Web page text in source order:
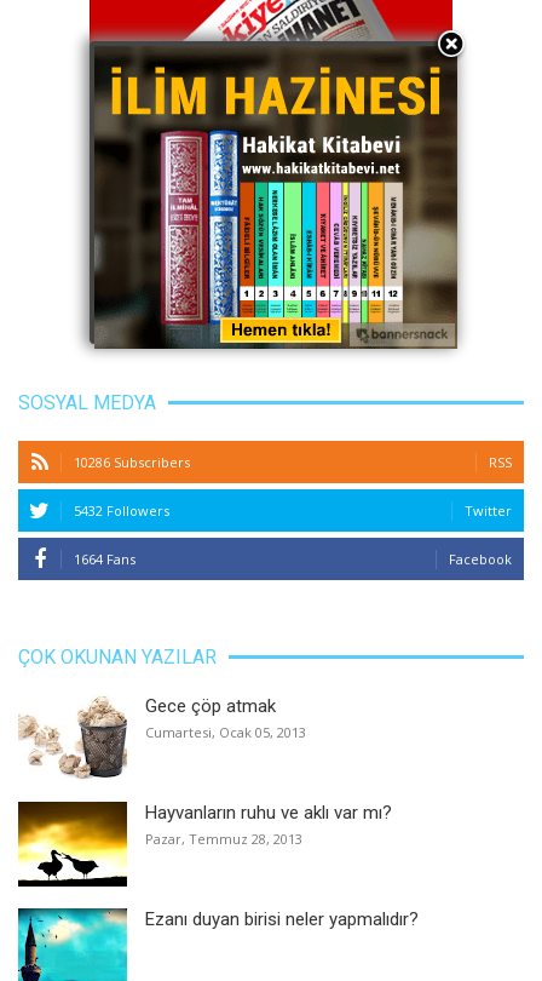
SOSYAL MEDYA
10286 Subscribers RSS
5432 Followers Twitter
1664 Fans Facebook
ÇOK OKUNAN YAZILAR
Gece çöp atmak
Cumartesi, Ocak 05, 2013
Hayvanların ruhu ve aklı var mı?
Pazar, Temmuz 28, 2013
Ezanı duyan birisi neler yapmalıdır?